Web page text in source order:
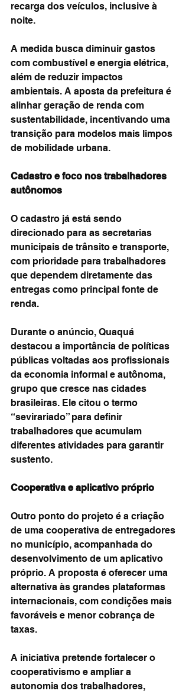
recarga dos veículos, inclusive à
noite.
A medida busca diminuir gastos
com combustível e energia elétrica,
além de reduzir impactos
ambientais. A aposta da prefeitura é
alinhar geração de renda com
sustentabilidade, incentivando uma
transição para modelos mais limpos
de mobilidade urbana.
Cadastro e foco nos trabalhadores
autônomos
O cadastro já está sendo
direcionado para as secretarias
municipais de trânsito e transporte,
com prioridade para trabalhadores
que dependem diretamente das
entregas como principal fonte de
renda.
Durante o anúncio, Quaquá
destacou a importância de políticas
públicas voltadas aos profissionais
da economia informal e autônoma,
grupo que cresce nas cidades
brasileiras. Ele citou o termo
“sevirariado” para definir
trabalhadores que acumulam
diferentes atividades para garantir
sustento.
Cooperativa e aplicativo próprio
Outro ponto do projeto é a criação
de uma cooperativa de entregadores
no município, acompanhada do
desenvolvimento de um aplicativo
próprio. A proposta é oferecer uma
alternativa às grandes plataformas
internacionais, com condições mais
favoráveis e menor cobrança de
taxas.
A iniciativa pretende fortalecer o
cooperativismo e ampliar a
autonomia dos trabalhadores,